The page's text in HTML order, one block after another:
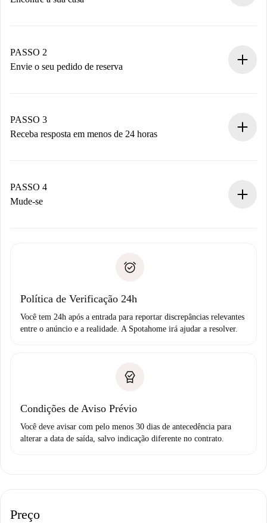
Você tem todas as informações necessárias
antecipadamente.
PASSO 2
Envie o seu pedido de reserva
Não cobramos nada até que o proprietário confirme.
PASSO 3
Receba resposta em menos de 24 horas
proprietário.
Se recusada: não cobraremos nada e ofereceremos
Débito direto bancário
PASSO 4
Mude-se
não comunicar nenhum problema.
Política de Verificação 24h
Você tem 24h após a entrada para reportar discrepâncias relevantes
entre o anúncio e a realidade. A Spotahome irá ajudar a resolver.
Condições de Aviso Prévio
Você deve avisar com pelo menos 30 dias de antecedência para
alterar a data de saída, salvo indicação diferente no contrato.
Preço